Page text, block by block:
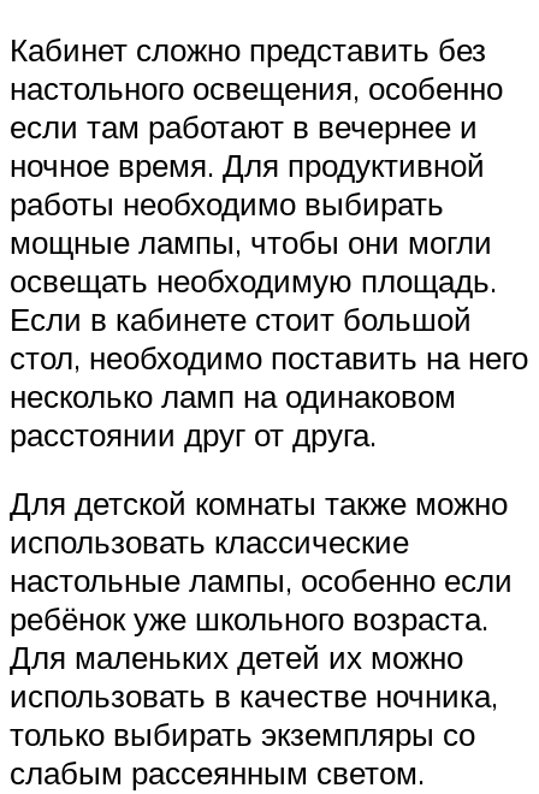
Кабинет сложно представить без
настольного освещения, особенно
если там работают в вечернее и
ночное время. Для продуктивной
работы необходимо выбирать
мощные лампы, чтобы они могли
освещать необходимую площадь.
Если в кабинете стоит большой
стол, необходимо поставить на него
несколько ламп на одинаковом
расстоянии друг от друга.
Для детской комнаты также можно
использовать классические
настольные лампы, особенно если
ребёнок уже школьного возраста.
Для маленьких детей их можно
использовать в качестве ночника,
только выбирать экземпляры со
слабым рассеянным светом.